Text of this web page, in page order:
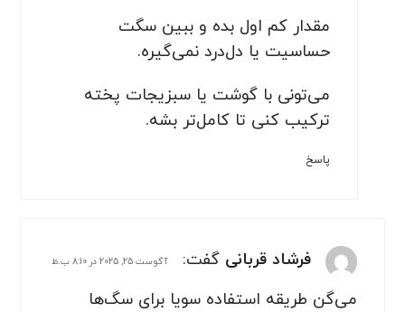
مقدار کم اول بده و ببین سگت
حساسیت یا دل‌درد نمی‌گیره.
می‌تونی با گوشت یا سبزیجات پخته
ترکیب کنی تا کامل‌تر بشه.
پاسخ
فرشاد قربانی گفت: آگوست 25, 2025 در 8:10 ب.ظ
می‌گن طریقه استفاده سویا برای سگ‌ها